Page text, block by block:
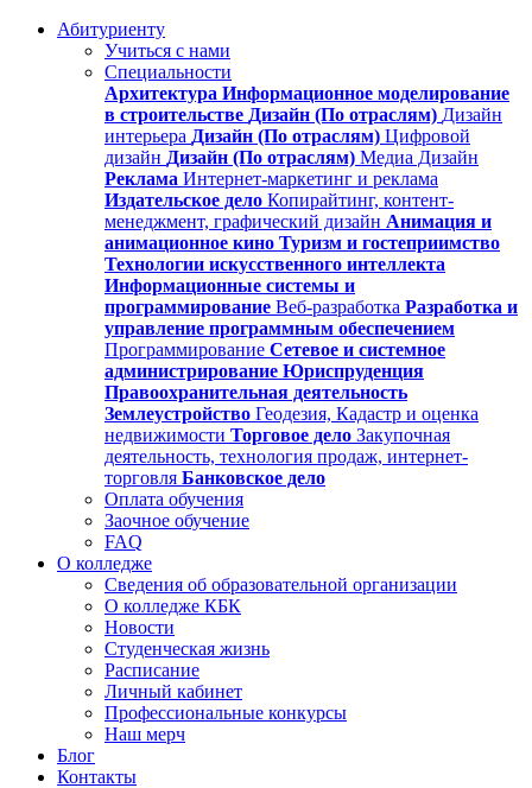
Абитуриенту
Учиться с нами
Специальности
Архитектура Информационное моделирование
в строительстве Дизайн (По отраслям) Дизайн
интерьера Дизайн (По отраслям) Цифровой
дизайн Дизайн (По отраслям) Медиа Дизайн
Реклама Интернет-маркетинг и реклама
Издательское дело Копирайтинг, контент-
менеджмент, графический дизайн Анимация и
анимационное кино Туризм и гостеприимство
Технологии искусственного интеллекта
Информационные системы и
программирование Веб-разработка Разработка и
управление программным обеспечением
Программирование Сетевое и системное
администрирование Юриспруденция
Правоохранительная деятельность
Землеустройство Геодезия, Кадастр и оценка
недвижимости Торговое дело Закупочная
деятельность, технология продаж, интернет-
торговля Банковское дело
Оплата обучения
Заочное обучение
FAQ
О колледже
Сведения об образовательной организации
О колледже КБК
Новости
Студенческая жизнь
Расписание
Личный кабинет
Профессиональные конкурсы
Наш мерч
Блог
Контакты